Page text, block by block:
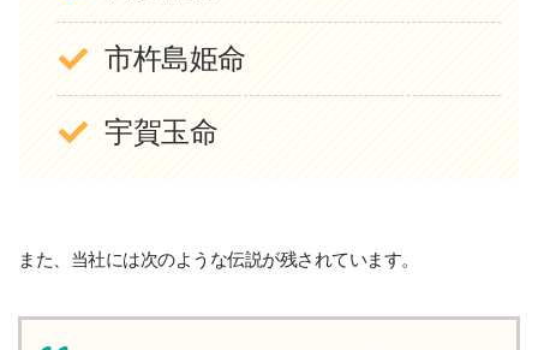
市杵島姫命
宇賀玉命
また、当社には次のような伝説が残されています。